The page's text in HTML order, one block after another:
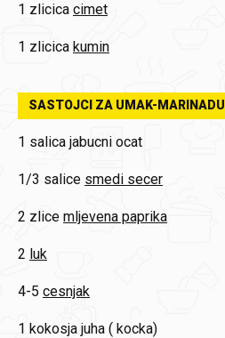
1 zlicica cimet
1 zlicica kumin
SASTOJCI ZA UMAK-MARINADU
1 salica jabucni ocat
1/3 salice smedi secer
2 zlice mljevena paprika
2 luk
4-5 cesnjak
1 kokosja juha ( kocka)